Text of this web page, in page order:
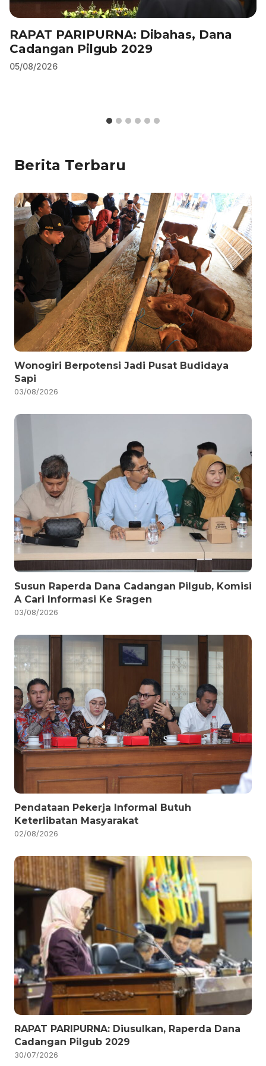
RAPAT PARIPURNA: Dibahas, Dana
Cadangan Pilgub 2029
05/08/2026
Berita Terbaru
Wonogiri Berpotensi Jadi Pusat Budidaya
Sapi
03/08/2026
Susun Raperda Dana Cadangan Pilgub, Komisi
A Cari Informasi Ke Sragen
03/08/2026
Pendataan Pekerja Informal Butuh
Keterlibatan Masyarakat
02/08/2026
RAPAT PARIPURNA: Diusulkan, Raperda Dana
Cadangan Pilgub 2029
30/07/2026